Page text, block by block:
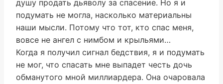
душу продать дьяволу за спасение. Но я и
подумать не могла, насколько материальны
наши мысли. Потому что тот, кто спас меня,
вовсе не ангел с нимбом и крыльями…
Когда я получил сигнал бедствия, я и подумать
не мог, что спасать мне выпадет честь дочь
обманутого мной миллиардера. Она очаровала